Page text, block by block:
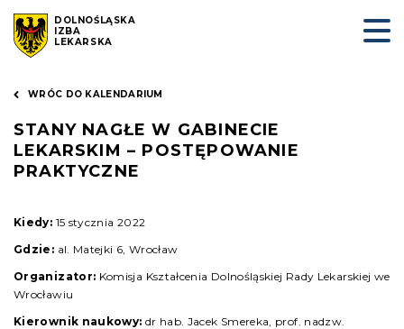
DOLNOŚLĄSKA
IZBA
LEKARSKA
WRÓC DO KALENDARIUM
STANY NAGŁE W GABINECIE
LEKARSKIM – POSTĘPOWANIE
PRAKTYCZNE
Kiedy: 15 stycznia 2022
Gdzie: al. Matejki 6, Wrocław
Organizator: Komisja Kształcenia Dolnośląskiej Rady Lekarskiej we
Wrocławiu
Kierownik naukowy: dr hab. Jacek Smereka, prof. nadzw.